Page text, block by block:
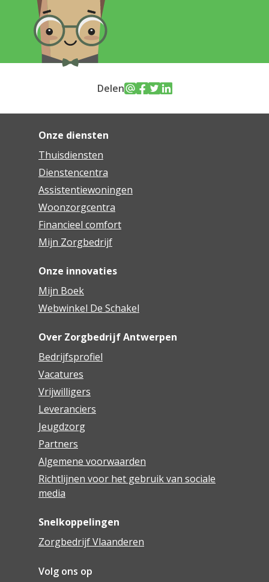
Delen
Onze diensten
Thuisdiensten
Dienstencentra
Assistentiewoningen
Woonzorgcentra
Financieel comfort
Mijn Zorgbedrijf
Onze innovaties
Mijn Boek
Webwinkel De Schakel
Over Zorgbedrijf Antwerpen
Bedrijfsprofiel
Vacatures
Vrijwilligers
Leveranciers
Jeugdzorg
Partners
Algemene voorwaarden
Richtlijnen voor het gebruik van sociale
media
Snelkoppelingen
Zorgbedrijf Vlaanderen
Volg ons op